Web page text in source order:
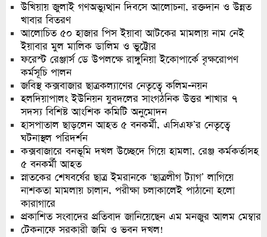
উখিয়ায় জুলাই গণঅভ্যুত্থান দিবসে আলোচনা, রক্তদান ও উন্নত
খাবার বিতরণ
আলোচিত ৫০ হাজার পিস ইয়াবা আটকের মামলায় নাম নেই
ইয়াবার মুল মালিক ডালিম ও ভুট্টোর
ফরেস্ট রেঞ্জার্স ডে উপলক্ষে রাঙ্গুনিয়া ইকোপার্কে বৃক্ষরোপণ
কর্মসূচি পালন
জবিস্থ কক্সবাজার ছাত্রকল্যাণের নেতৃত্বে কলিম-নয়ন
হলদিয়াপালং ইউনিয়ন যুবদলের সাংগঠনিক উত্তর শাখার ৭
সদস্য বিশিষ্ট আংশিক কমিটি অনুমোদন
হাসপাতাল ছাড়লেন আহত ৫ বনকর্মী, এসিএফ’র নেতৃত্বে
ঘটনাস্থল পরিদর্শন
কক্সবাজারে বনভূমি দখল উচ্ছেদে গিয়ে হামলা, রেঞ্জ কর্মকর্তাসহ
৫ বনকর্মী আহত
স্নাতকের শেষবর্ষের ছাত্র ইমরানকে ‘ছাত্রলীগ ট্যাগ’ লাগিয়ে
নাশকতা মামলায় চালান, পরীক্ষা চলাকালেই পাঠানো হলো
কারাগারে
প্রকাশিত সংবাদের প্রতিবাদ জানিয়েছেন এম মনজুর আলম মেম্বার
টেকনাফে সরকারী জমি ও ভবন দখল!